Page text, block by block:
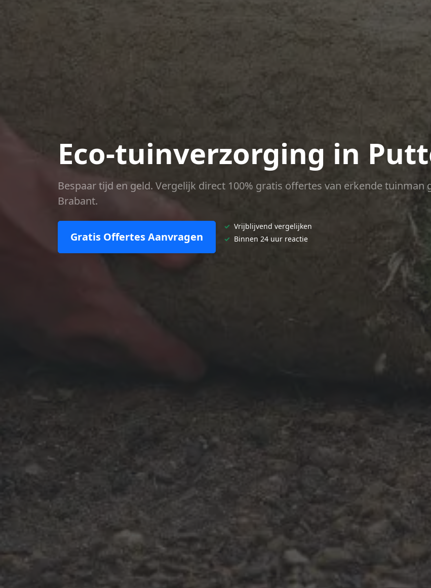
Eco-tuinverzorging in
Bespaar tijd en geld. Vergelijk direct 100% gratis offertes van erkende tuinman
Brabant.
Gratis Offertes Aanvragen
✓ Vrijblijvend vergelijken
✓ Binnen 24 uur reactie